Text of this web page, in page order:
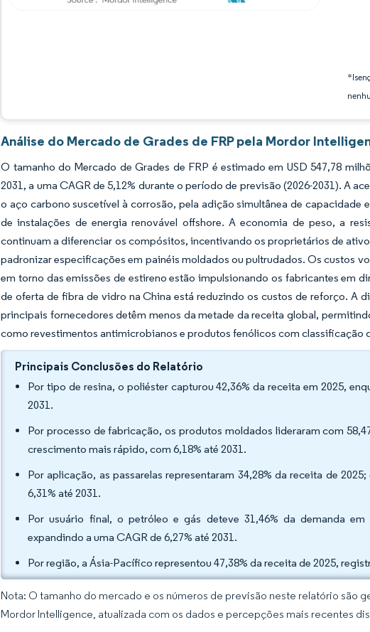
Análise do Mercado de Grades de FRP pela Mordor
O tamanho do Mercado de Grades de FRP é estimado em USD 547,78
2031, a uma CAGR de 5,12% durante o período de previsão (2026-2031). A
o aço carbono suscetível à corrosão, pela adição simultânea de capacidade
de instalações de energia renovável offshore. A economia de peso, a
continuam a diferenciar os compósitos, incentivando os proprietários de
padronizar especificações em painéis moldados ou pultrudados. Os custos
em torno das emissões de estireno estão impulsionando os fabricantes em
de oferta de fibra de vidro na China está reduzindo os custos de reforço. A
principais fornecedores detêm menos da metade da receita global,
como revestimentos antimicrobianos e produtos fenólicos com classificação
Principais Conclusões do Relatório
Por tipo de resina, o poliéster capturou 42,36% da receita em 2025,
2031.
Por processo de fabricação, os produtos moldados lideraram com
crescimento mais rápido, com 6,18% até 2031.
Por aplicação, as passarelas representaram 34,28% da receita de
6,31% até 2031.
Por usuário final, o petróleo e gás deteve 31,46% da demanda
expandindo a uma CAGR de 6,27% até 2031.
Por região, a Ásia-Pacífico representou 47,38% da receita de 2025,
Nota: O tamanho do mercado e os números de previsão neste relatório são
Mordor Intelligence, atualizada com os dados e percepções mais recentes